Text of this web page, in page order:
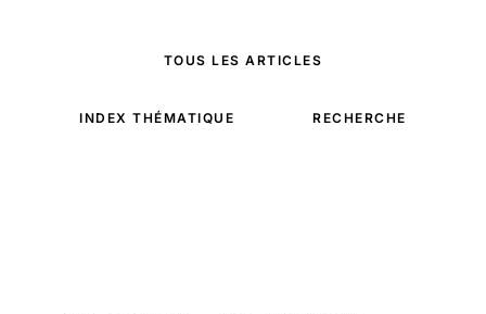
TOUS LES ARTICLES
INDEX THÉMATIQUE RECHERCHE